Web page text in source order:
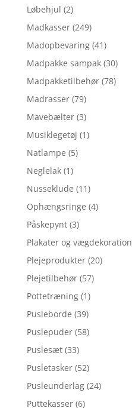
Løbehjul (2)
Madkasser (249)
Madopbevaring (41)
Madpakke sampak (30)
Madpakketilbehør (78)
Madrasser (79)
Mavebælter (3)
Musiklegetøj (1)
Natlampe (5)
Neglelak (1)
Nusseklude (11)
Ophængsringe (4)
Påskepynt (3)
Plakater og vægdekoration
Plejeprodukter (20)
Plejetilbehør (57)
Pottetræning (1)
Pusleborde (39)
Puslepuder (58)
Puslesæt (33)
Pusletasker (52)
Pusleunderlag (24)
Puttekasser (6)